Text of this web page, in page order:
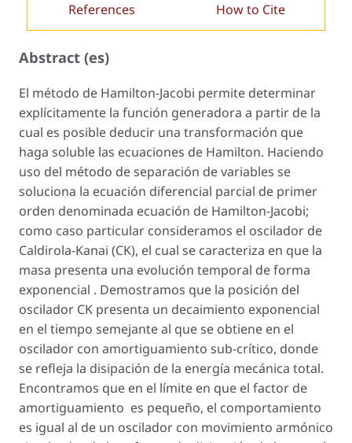
References How to Cite
Abstract (es)
El método de Hamilton-Jacobi permite determinar
explícitamente la función generadora a partir de la
cual es posible deducir una transformación que
haga soluble las ecuaciones de Hamilton. Haciendo
uso del método de separación de variables se
soluciona la ecuación diferencial parcial de primer
orden denominada ecuación de Hamilton-Jacobi;
como caso particular consideramos el oscilador de
Caldirola-Kanai (CK), el cual se caracteriza en que la
masa presenta una evolución temporal de forma
exponencial . Demostramos que la posición del
oscilador CK presenta un decaimiento exponencial
en el tiempo semejante al que se obtiene en el
oscilador con amortiguamiento sub-crítico, donde
se refleja la disipación de la energía mecánica total.
Encontramos que en el límite en que el factor de
amortiguamiento es pequeño, el comportamiento
es igual al de un oscilador con movimiento armónico